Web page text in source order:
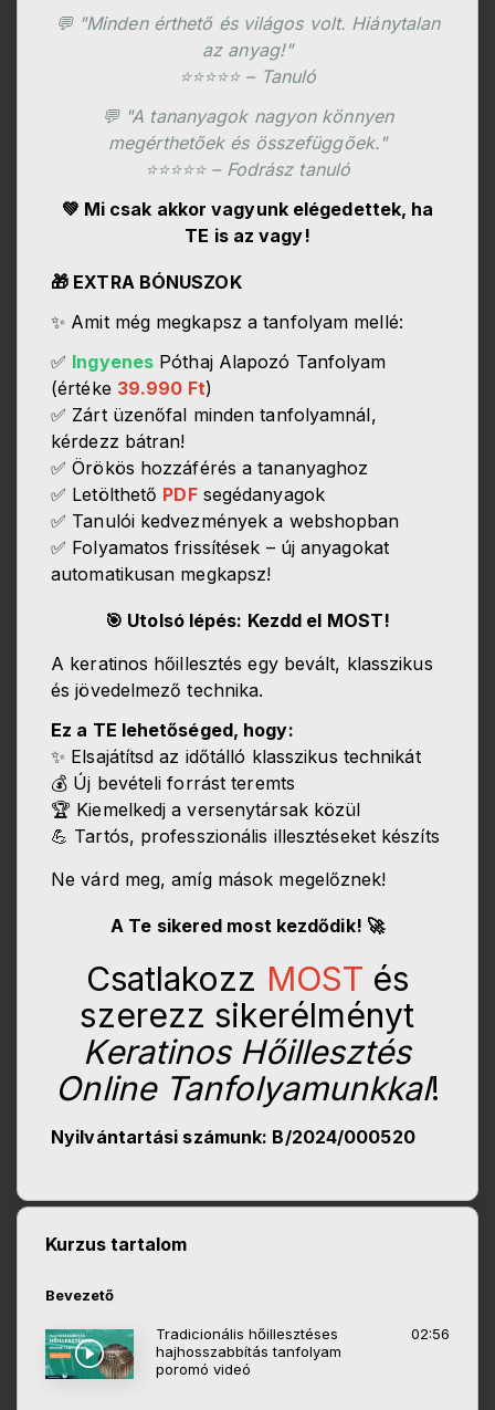
💬 "Minden érthető és világos volt. Hiánytalan
az anyag!"
⭐⭐⭐⭐⭐ – Tanuló
💬 "A tananyagok nagyon könnyen
megérthetőek és összefüggőek."
⭐⭐⭐⭐⭐ – Fodrász tanuló
💚 Mi csak akkor vagyunk elégedettek, ha
TE is az vagy!
🎁 EXTRA BÓNUSZOK
✨ Amit még megkapsz a tanfolyam mellé:
✅ Ingyenes Póthaj Alapozó Tanfolyam
(értéke 39.990 Ft)
✅ Zárt üzenőfal minden tanfolyamnál,
kérdezz bátran!
✅ Örökös hozzáférés a tananyaghoz
✅ Letölthető PDFsegédanyagok
✅ Tanulói kedvezmények a webshopban
✅ Folyamatos frissítések – új anyagokat
automatikusan megkapsz!
🎯 Utolsó lépés: Kezdd el MOST!
A keratinos hőillesztés egy bevált, klasszikus
és jövedelmező technika.
Ez a TE lehetőséged, hogy:
✨ Elsajátítsd az időtálló klasszikus technikát
💰 Új bevételi forrást teremts
🏆 Kiemelkedj a versenytársak közül
💪 Tartós, professzionális illesztéseket készíts
Ne várd meg, amíg mások megelőznek!
A Te sikered most kezdődik! 🚀
Csatlakozz MOST és
szerezz sikerélményt
Keratinos Hőillesztés
Online Tanfolyamunkkal!
Nyilvántartási számunk: B/2024/000520
Kurzus tartalom
Bevezető
Tradicionális hőillesztéses
hajhosszabbítás tanfolyam
poromó videó
02:56